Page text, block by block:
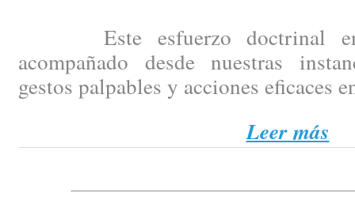
Este esfuerzo doctrinal
acompañado desde nuestras
gestos palpables y acciones eficaces
Leer más